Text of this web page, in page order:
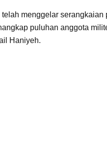
telah menggelar
puluhan anggota
Haniyeh.